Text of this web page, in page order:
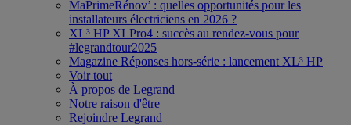
MaPrimeRénov’ : quelles opportunités pour les
installateurs électriciens en 2026 ?
XL³ HP XLPro4 : succès au rendez-vous pour
#legrandtour2025
Magazine Réponses hors-série : lancement XL³ HP
Voir tout
À propos de Legrand
Notre raison d'être
Rejoindre Legrand